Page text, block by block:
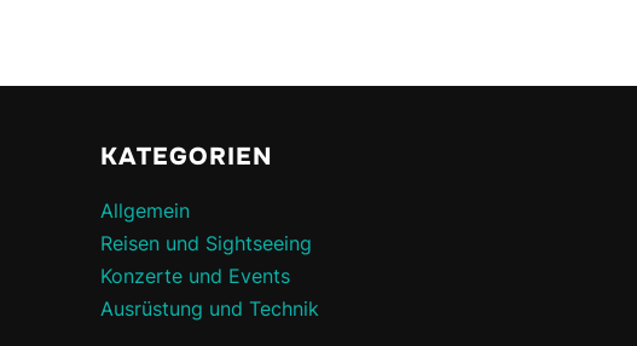
KATEGORIEN
Allgemein
Reisen und Sightseeing
Konzerte und Events
Ausrüstung und Technik